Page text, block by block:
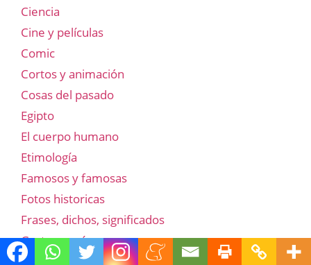
Ciencia
Cine y películas
Comic
Cortos y animación
Cosas del pasado
Egipto
El cuerpo humano
Etimología
Famosos y famosas
Fotos historicas
Frases, dichos, significados
Gastronomía
Geología